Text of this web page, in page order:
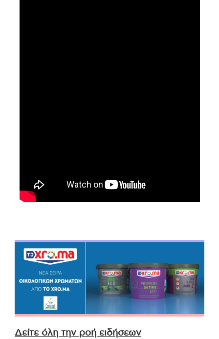
Δείτε όλη την ροή ειδήσεων